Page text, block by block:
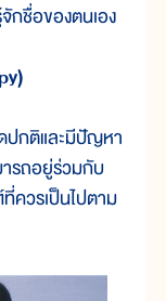
กชื่อของตนเอง
กติและมีปัญหา
รถอยู่ร่วมกับ
ควรเป็นไปตาม